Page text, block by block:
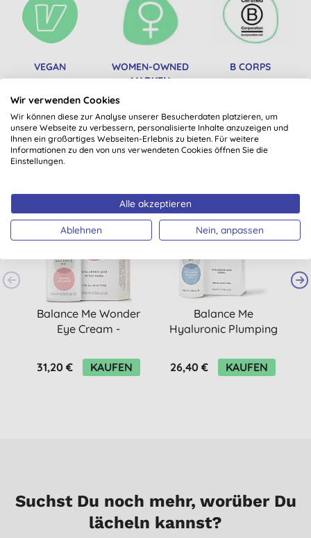
VEGAN
WOMEN-OWNED
MARKEN
B CORPS
Könnte Dir auch gefallen
Balance Me Wonder
Eye Cream -
31,20 €
KAUFEN
Balance Me
Hyaluronic Plumping
Feuchtigkeitsfluid
26,40 € KAUFEN
Suchst Du noch mehr, worüber Du
lächeln kannst?
Wir verwenden Cookies
Wir können diese zur Analyse unserer Besucherdaten platzieren, um
unsere Webseite zu verbessern, personalisierte Inhalte anzuzeigen und
Ihnen ein großartiges Webseiten-Erlebnis zu bieten. Für weitere
Informationen zu den von uns verwendeten Cookies öffnen Sie die
Einstellungen.
Alle akzeptieren
Ablehnen Nein, anpassen